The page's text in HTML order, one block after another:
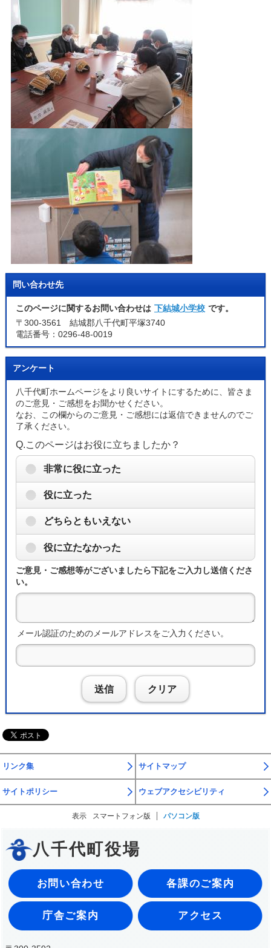
問い合わせ先
このページに関するお問い合わせは 下結城小学校 です。
〒300-3561 結城郡八千代町平塚3740
電話番号：0296-48-0019
アンケート
八千代町ホームページをより良いサイトにするために、皆さま
のご意見・ご感想をお聞かせください。
なお、この欄からのご意見・ご感想には返信できませんのでご
了承ください。
Q.このページはお役に立ちましたか？
非常に役に立った
役に立った
どちらともいえない
役に立たなかった
ご意見・ご感想等がございましたら下記をご入力し送信くださ
い。
メール認証のためのメールアドレスをご入力ください。
送信 クリア
リンク集 サイトマップ
サイトポリシー ウェブアクセシビリティ
表示 スマートフォン版 パソコン版
八千代町役場
お問い合わせ 各課のご案内
庁舎ご案内 アクセス